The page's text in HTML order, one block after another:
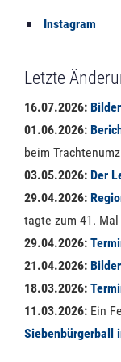
Instagram
Letzte
16.07.2026:
01.06.2026:
beim
03.05.2026: Der
29.04.2026:
tagte zum 41. Mal
29.04.2026:
21.04.2026:
18.03.2026:
11.03.2026: Ein
Siebenbürgerball